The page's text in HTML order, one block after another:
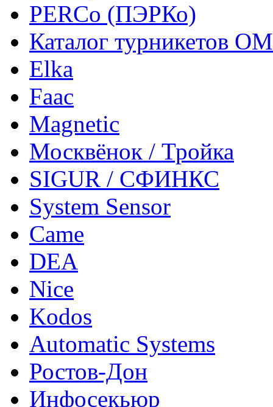
PERCo (ПЭРКо)
Каталог турникетов
Elka
Faac
Magnetic
Москвёнок / Тройка
SIGUR / СФИНКС
System Sensor
Came
DEA
Nice
Kodos
Automatic Systems
Ростов-Дон
Инфосекьюр